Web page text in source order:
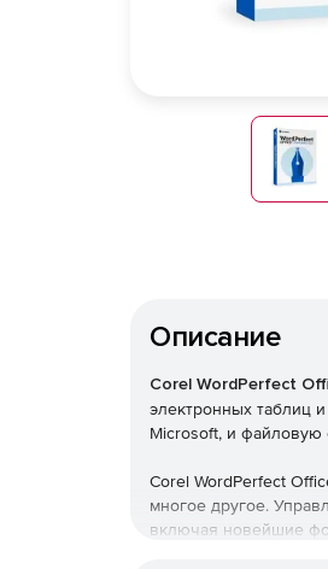
Описание
Corel WordPerfect
электронных таблиц
Microsoft, и файловую
Corel WordPerfect
многое другое.
включая новейшие